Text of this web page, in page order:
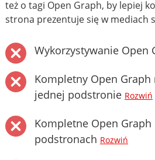
też o tagi Open Graph, by lepiej
strona prezentuje się w mediach
Wykorzystywanie Open
Kompletny Open
jednej podstronie Rozwiń
Kompletne Open Graph
podstronach Rozwiń